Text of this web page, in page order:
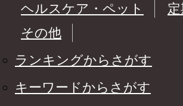
ヘルスケア・ペット
その他
ランキングからさがす
キーワードからさがす